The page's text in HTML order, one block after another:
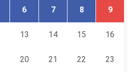
6 7 8 9
13 14 15 16
20 21 22 23